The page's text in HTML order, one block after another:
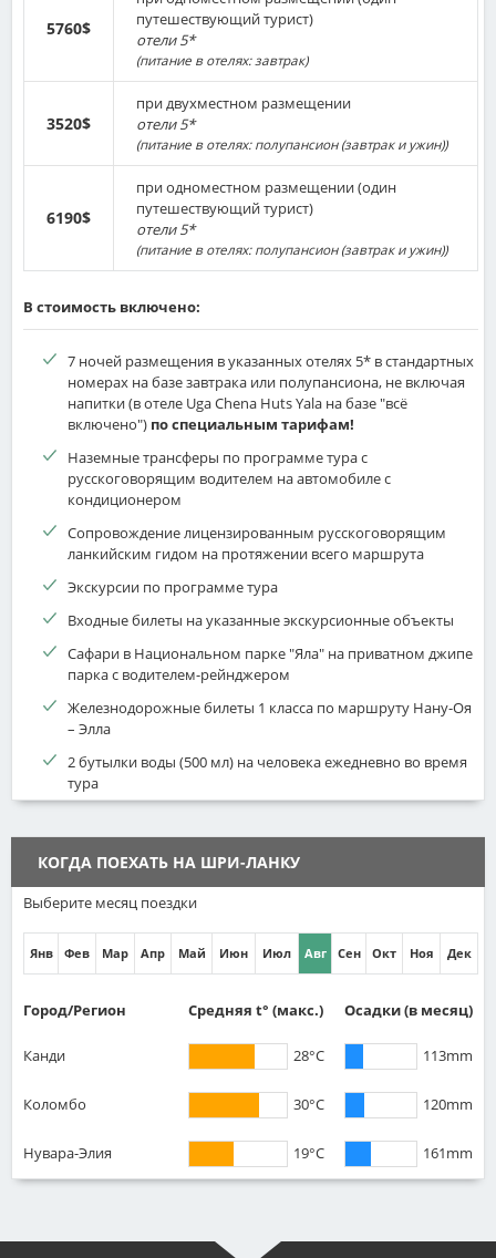
5760$
путешествующий турист)
отели 5*
(питание в отелях: завтрак)
3520$
при двухместном размещении
отели 5*
(питание в отелях: полупансион (завтрак и ужин))
6190$
при одноместном размещении (один
путешествующий турист)
отели 5*
(питание в отелях: полупансион (завтрак и ужин))
В стоимость включено:
7 ночей размещения в указанных отелях 5* в стандартных
номерах на базе завтрака или полупансиона, не включая
напитки (в отеле Uga Chena Huts Yala на базе "всё
включено") по специальным тарифам!
Наземные трансферы по программе тура с
русскоговорящим водителем на автомобиле с
кондиционером
Сопровождение лицензированным русскоговорящим
ланкийским гидом на протяжении всего маршрута
Экскурсии по программе тура
Входные билеты на указанные экскурсионные объекты
Сафари в Национальном парке "Яла" на приватном джипе
парка с водителем-рейнджером
Железнодорожные билеты 1 класса по маршруту Нану-Оя
– Элла
2 бутылки воды (500 мл) на человека ежедневно во время
тура
КОГДА ПОЕХАТЬ НА ШРИ-ЛАНКУ
Выберите месяц поездки
Янв Фев Мар Апр Май Июн Июл Авг Сен Окт Ноя Дек
Город/Регион Средняя t° (макс.) Осадки(в месяц)
Канди 28°C 113mm
Коломбо 30°C 120mm
Нувара-Элия 19°C 161mm